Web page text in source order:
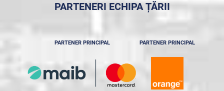
PARTENERI ECHIPA ȚĂRII
PARTENER PRINCIPAL PARTENER PRINCIPAL